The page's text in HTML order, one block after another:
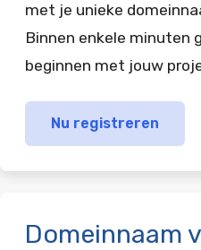
met je unieke
Binnen enkele minuten
beginnen met jouw
Nu registreren
Domeinnaam